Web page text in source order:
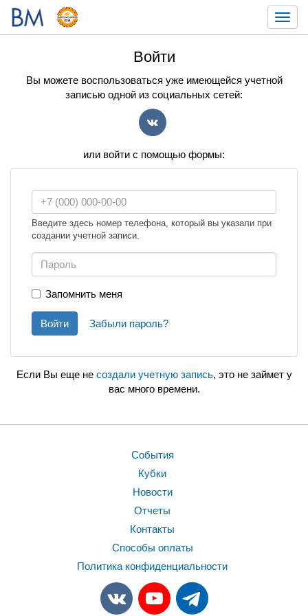
Войти
Вы можете воспользоваться уже имеющейся учетной
записью одной из социальных сетей:
или войти с помощью формы:
Введите здесь номер телефона, который вы указали при
создании учетной записи.
Запомнить меня
Войти Забыли пароль?
Если Вы еще не создали учетную запись, это не займет у
вас много времени.
События
Кубки
Новости
Отчеты
Контакты
Способы оплаты
Политика конфиденциальности